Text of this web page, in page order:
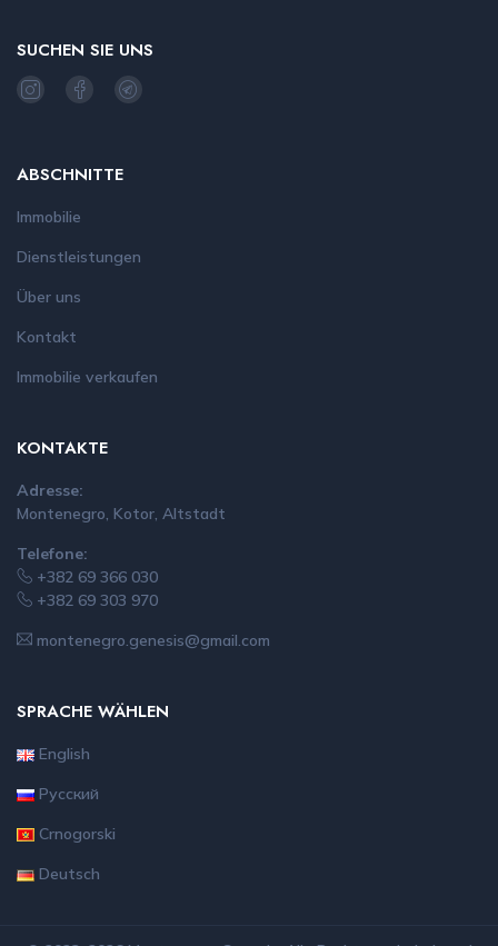
SUCHEN SIE UNS
ABSCHNITTE
Immobilie
Dienstleistungen
Über uns
Kontakt
Immobilie verkaufen
KONTAKTE
Adresse:
Montenegro, Kotor, Altstadt
Telefone:
+382 69 366 030
+382 69 303 970
montenegro.genesis@gmail.com
SPRACHE WÄHLEN
English
Русский
Crnogorski
Deutsch